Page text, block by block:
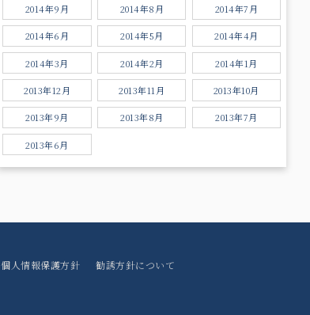
2014年9月 2014年8月 2014年7月
2014年6月 2014年5月 2014年4月
2014年3月 2014年2月 2014年1月
2013年12月 2013年11月 2013年10月
2013年9月 2013年8月 2013年7月
2013年6月
個人情報保護方針 勧誘方針について